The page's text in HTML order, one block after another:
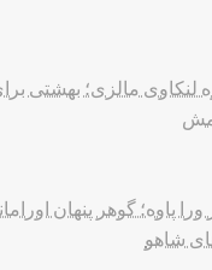
لنکاوی مالزی؛ بهشتی
ورا پاوه؛ گوهر پنهان
شاهو